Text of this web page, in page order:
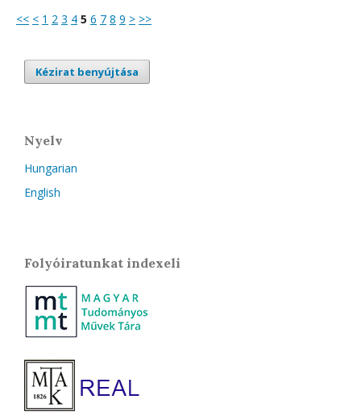
<< < 1 2 3 4 5 6 7 8 9 > >>
Kézirat benyújtása
Nyelv
Hungarian
English
Folyóiratunkat indexeli